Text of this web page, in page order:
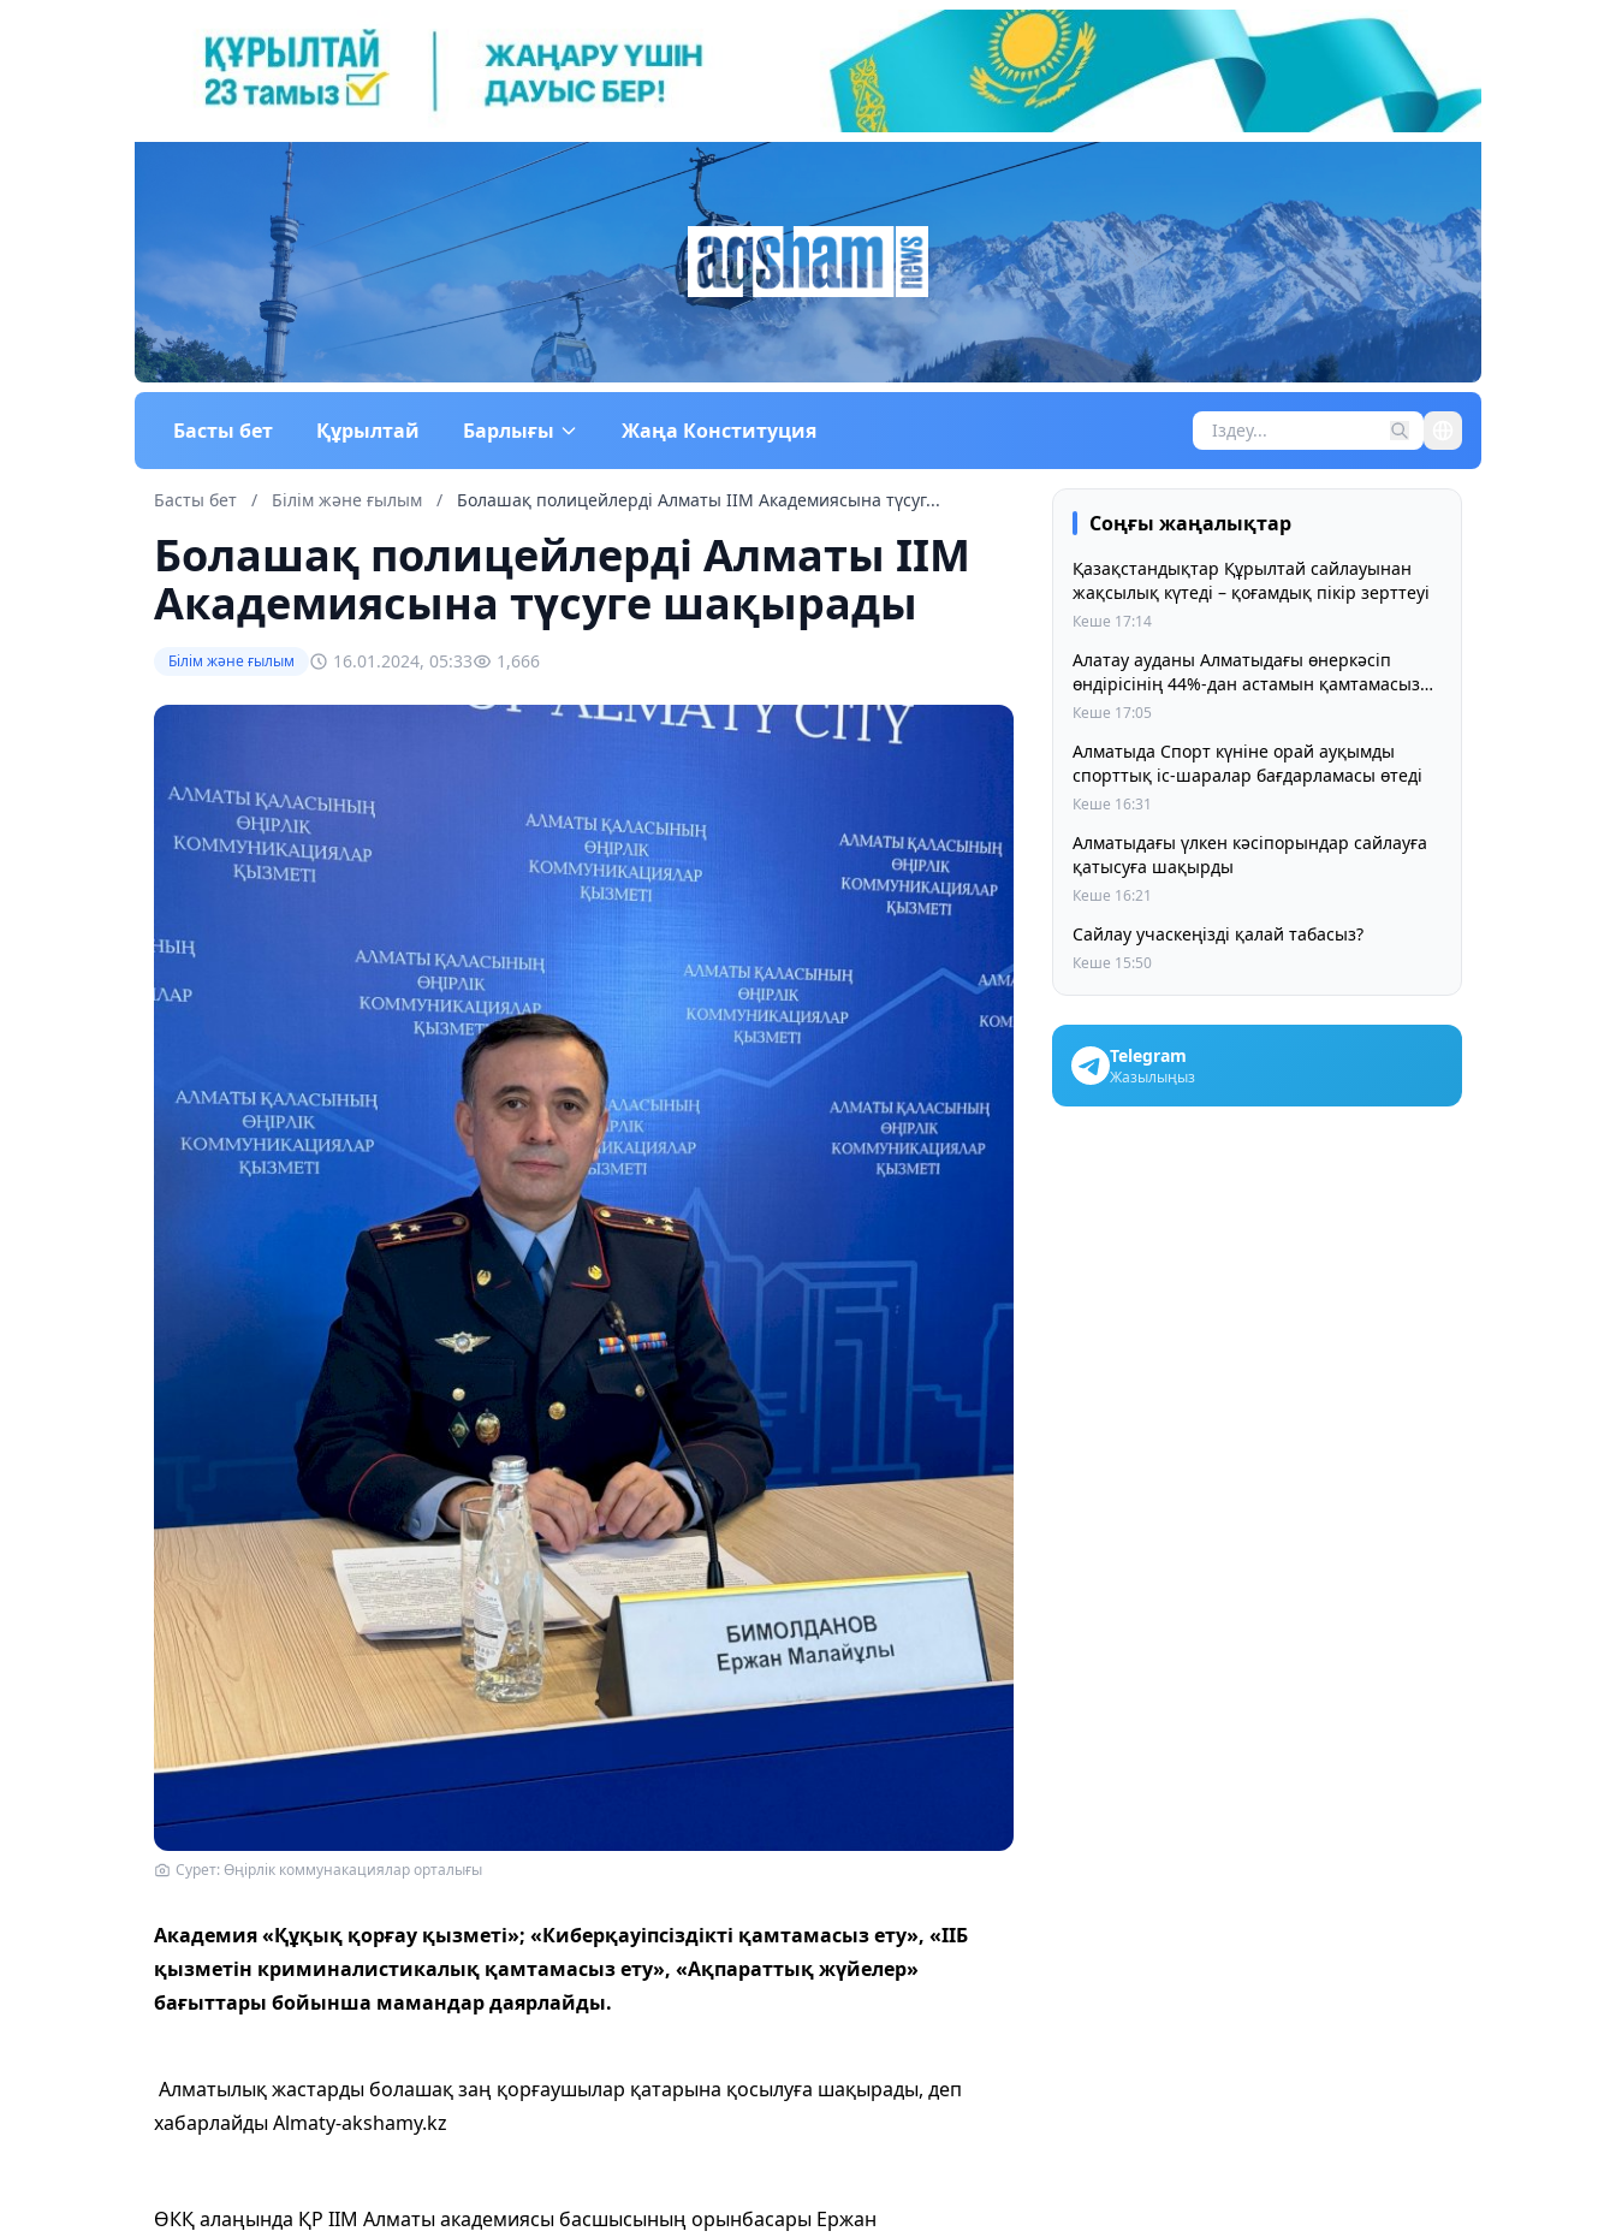
Басты бет Құрылтай Барлығы Жаңа Конституция
Басты бет / Білім және ғылым / Болашақ полицейлерді Алматы ІІМ Академиясына түсуг...
Болашақ полицейлерді Алматы ІІМ
Академиясына түсуге шақырады
Білім және ғылым 16.01.2024, 05:33 1,666
Сурет: Өңірлік коммунакациялар орталығы
Академия «Құқық қорғау қызметі»; «Киберқауіпсіздікті қамтамасыз ету», «ІІБ
қызметін криминалистикалық қамтамасыз ету», «Ақпараттық жүйелер»
бағыттары бойынша мамандар даярлайды.
Алматылық жастарды болашақ заң қорғаушылар қатарына қосылуға шақырады, деп
хабарлайды Almaty-akshamy.kz
ӨКҚ алаңында ҚР ІІМ Алматы академиясы басшысының орынбасары Ержан
Соңғы жаңалықтар
Қазақстандықтар Құрылтай сайлауынан
жақсылық күтеді – қоғамдық пікір зерттеуі
Кеше 17:14
Алатау ауданы Алматыдағы өнеркәсіп
өндірісінің 44%-дан астамын қамтамасыз
етіп отыр
Кеше 17:05
Алматыда Спорт күніне орай ауқымды
спорттық іс-шаралар бағдарламасы өтеді
Кеше 16:31
Алматыдағы үлкен кәсіпорындар сайлауға
қатысуға шақырды
Кеше 16:21
Сайлау учаскеңізді қалай табасыз?
Кеше 15:50
Telegram
Жазылыңыз